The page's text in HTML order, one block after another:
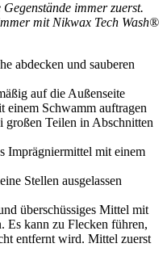
immer zuerst.
mit Nikwax Tech Wash®
abdecken und sauberen
auf die Außenseite
einem Schwamm auftragen
großen Teilen in Abschnitten
Imprägniermittel mit einem
Stellen ausgelassen
überschüssiges Mittel mit
Es kann zu Flecken führen,
entfernt wird. Mittel zuerst